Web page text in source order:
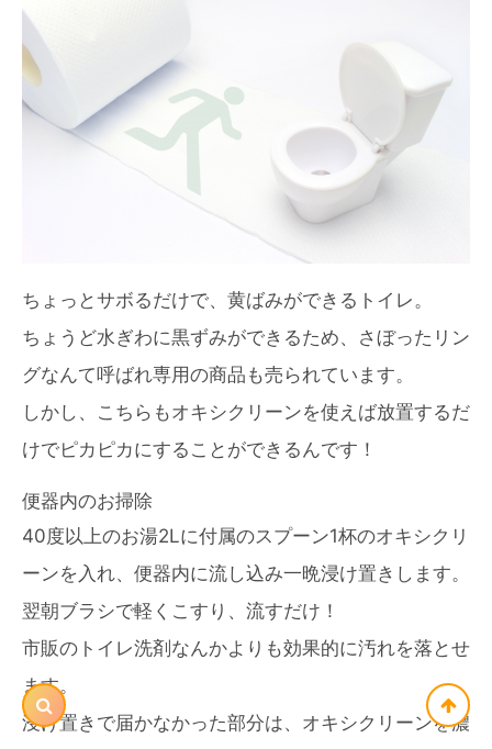
ちょっとサボるだけで、黄ばみができるトイレ。
ちょうど水ぎわに黒ずみができるため、さぼったリン
グなんて呼ばれ専用の商品も売られています。
しかし、こちらもオキシクリーンを使えば放置するだ
けでピカピカにすることができるんです！
便器内のお掃除
40度以上のお湯2Lに付属のスプーン1杯のオキシクリ
ーンを入れ、便器内に流し込み一晩浸け置きします。
翌朝ブラシで軽くこすり、流すだけ！
市販のトイレ洗剤なんかよりも効果的に汚れを落とせ
ます。
浸け置きで届かなかった部分は、オキシクリーンを濃